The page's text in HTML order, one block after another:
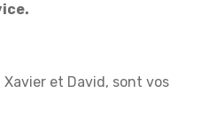
Xavier et David, sont vos